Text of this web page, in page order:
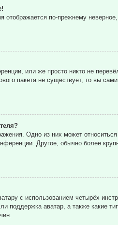
по-прежнему
или же просто никто не
пакета не существует, то вы
Одно из них может
Другое, обычно более
с использованием четырёх
поддержка аватар, а также какие